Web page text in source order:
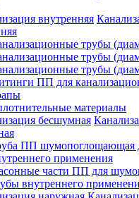
трубы
трубы
трубы
ПП для
материалы
ПП шумопоглощающая
применения
части ПП для
внутреннего